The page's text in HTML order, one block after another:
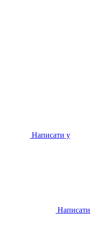
Написати у
Написати